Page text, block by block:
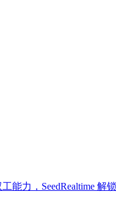
能力，SeedRealtime 解